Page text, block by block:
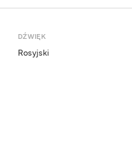
DŹWIĘK
Rosyjski